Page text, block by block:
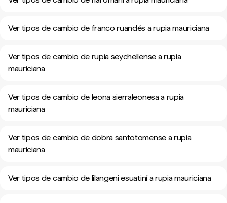
Ver tipos de cambio de franco ruandés a rupia mauriciana
Ver tipos de cambio de rupia seychellense a rupia
mauriciana
Ver tipos de cambio de leona sierraleonesa a rupia
mauriciana
Ver tipos de cambio de dobra santotomense a rupia
mauriciana
Ver tipos de cambio de lilangeni esuatiní a rupia mauriciana